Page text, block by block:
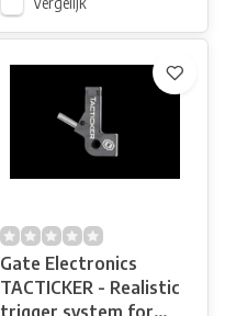
Gate Electronics
TACTICKER - Realistic
trigger system for